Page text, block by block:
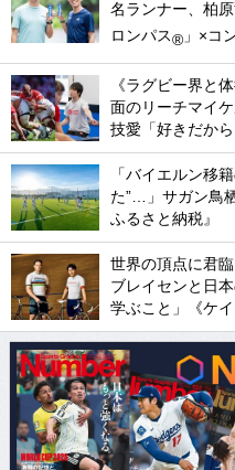
名ランナー、柏
ロンパス® 」×コ
《ラグビー界と
面のリーチマイ
技愛「好きだから
「バイエルン移
た”…」サガン鳥
ふるさと納税』
世界の頂点に君
ブレイセンと日
学ぶこと」《ケ